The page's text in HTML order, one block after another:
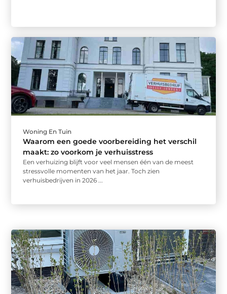
Woning En Tuin
Waarom een goede voorbereiding het verschil
maakt: zo voorkom je verhuisstress
Een verhuizing blijft voor veel mensen één van de meest
stressvolle momenten van het jaar. Toch zien
verhuisbedrijven in 2026 ...